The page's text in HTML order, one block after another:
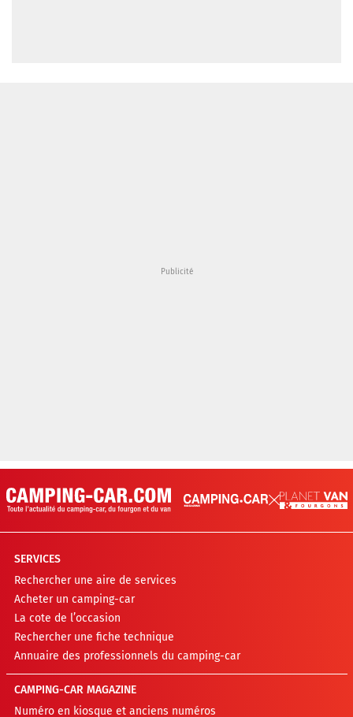
SERVICES
Rechercher une aire de services
Acheter un camping-car
La cote de l’occasion
Rechercher une fiche technique
Annuaire des professionnels du camping-car
CAMPING-CAR MAGAZINE
Numéro en kiosque et anciens numéros